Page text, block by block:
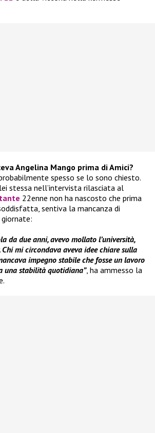
Angelina Mango prima di Amici?
spesso se lo sono chiesto.
stessa nell’intervista rilasciata al
22enne non ha nascosto che prima
sentiva la mancanza di
da due anni, avevo mollato l’università,
mi circondava aveva idee chiare sulla
impegno stabile che fosse un lavoro
una stabilità quotidiana”, ha ammesso la